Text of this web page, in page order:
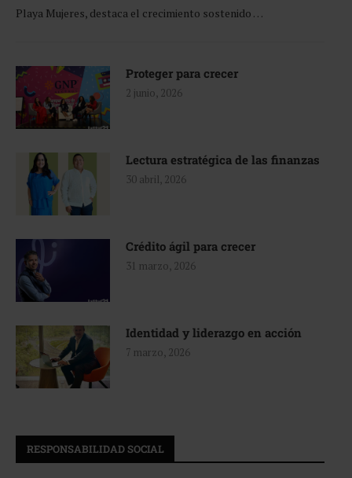
Playa Mujeres, destaca el crecimiento sostenido …
Proteger para crecer
2 junio, 2026
Lectura estratégica de las finanzas
30 abril, 2026
Crédito ágil para crecer
31 marzo, 2026
Identidad y liderazgo en acción
7 marzo, 2026
RESPONSABILIDAD SOCIAL